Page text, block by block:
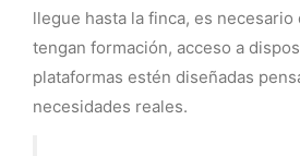
llegue hasta la finca, es
tengan formación, acceso a
plataformas estén diseñadas
necesidades reales.